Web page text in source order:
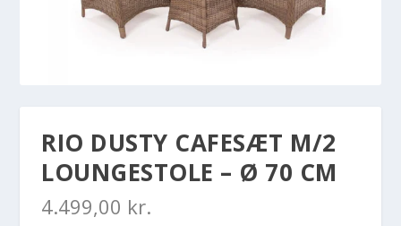
RIO DUSTY CAFESÆT M/2
LOUNGESTOLE – Ø 70 CM
4.499,00 kr.